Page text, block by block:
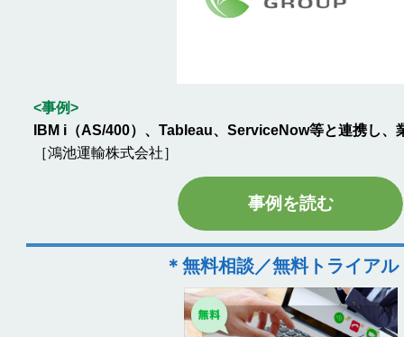
<事例>
IBM i（AS/400）、Tableau、ServiceNow等と連携し、
［鴻池運輸株式会社］
事例を読む
＊無料相談／無料トライアル